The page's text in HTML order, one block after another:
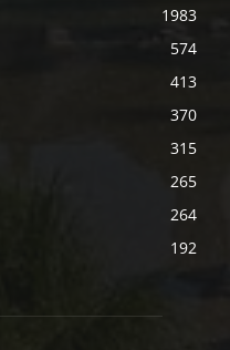
1983
574
413
370
315
265
264
192